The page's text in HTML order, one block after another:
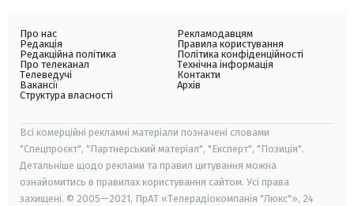
Про нас
Редакція
Редакційна політика
Про телеканал
Телеведучі
Вакансії
Структура власності
Рекламодавцям
Правила користування
Політика конфіденційності
Технічна інформація
Контакти
Архів
Всі комерційні рекламні матеріали позначені словами
"Спецпроєкт", "Партнерський матеріал", "Експерт", "Позиція".
Детальніше щодо реклами та правил цитування можна
ознайомитись в правилах користування сайтом. Усі права
захищені. © 2005—2021, ПрАТ «Телерадіокомпанія "Люкс"», 24